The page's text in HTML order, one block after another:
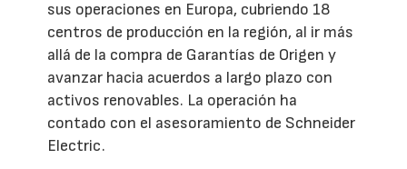
sus operaciones en Europa, cubriendo 18
centros de producción en la región, al ir más
allá de la compra de Garantías de Origen y
avanzar hacia acuerdos a largo plazo con
activos renovables. La operación ha
contado con el asesoramiento de Schneider
Electric.